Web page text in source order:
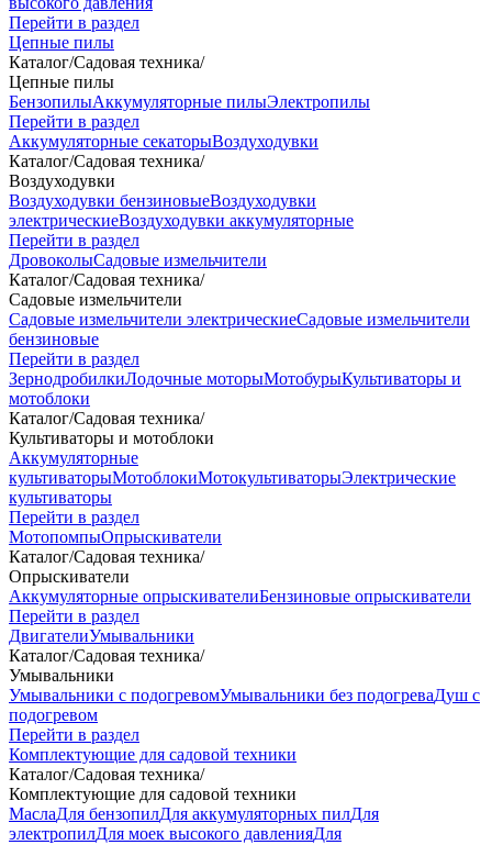
Перейти в раздел
Цепные пилы
Каталог/Садовая техника/
Цепные пилы
БензопилыАккумуляторные пилыЭлектропилы
Перейти в раздел
Аккумуляторные секаторыВоздуходувки
Каталог/Садовая техника/
Воздуходувки
Воздуходувки бензиновыеВоздуходувки
электрическиеВоздуходувки аккумуляторные
Перейти в раздел
ДровоколыСадовые измельчители
Каталог/Садовая техника/
Садовые измельчители
Садовые измельчители электрическиеСадовые измельчители
бензиновые
Перейти в раздел
ЗернодробилкиЛодочные моторыМотобурыКультиваторы и
мотоблоки
Каталог/Садовая техника/
Культиваторы и мотоблоки
Аккумуляторные
культиваторыМотоблокиМотокультиваторыЭлектрические
культиваторы
Перейти в раздел
МотопомпыОпрыскиватели
Каталог/Садовая техника/
Опрыскиватели
Аккумуляторные опрыскивателиБензиновые опрыскиватели
Перейти в раздел
ДвигателиУмывальники
Каталог/Садовая техника/
Умывальники
Умывальники с подогревомУмывальники без подогреваДуш с
подогревом
Перейти в раздел
Комплектующие для садовой техники
Каталог/Садовая техника/
Комплектующие для садовой техники
МаслаДля бензопилДля аккумуляторных пилДля
электропилДля моек высокого давленияДля